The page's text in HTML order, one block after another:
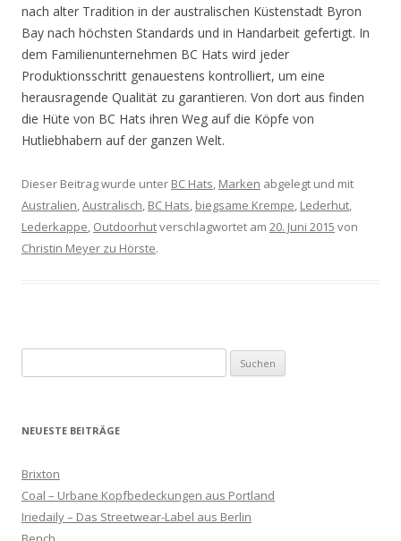
nach alter Tradition in der australischen Küstenstadt Byron
Bay nach höchsten Standards und in Handarbeit gefertigt. In
dem Familienunternehmen BC Hats wird jeder
Produktionsschritt genauestens kontrolliert, um eine
herausragende Qualität zu garantieren. Von dort aus finden
die Hüte von BC Hats ihren Weg auf die Köpfe von
Hutliebhabern auf der ganzen Welt.
Dieser Beitrag wurde unter BC Hats, Marken abgelegt und mit
Australien,Australisch, BC Hats, biegsame Krempe, Lederhut,
Lederkappe, Outdoorhutverschlagwortet am 20. Juni 2015 von
Christin Meyer zu Hörste.
nach:
NEUESTE BEITRÄGE
Brixton
Coal – Urbane Kopfbedeckungen aus Portland
Iriedaily – Das Streetwear-Label aus Berlin